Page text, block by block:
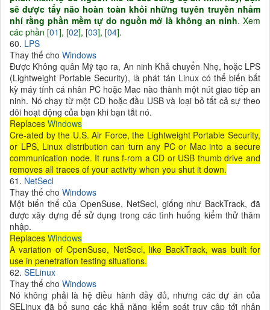
sẽ được tẩy não hoàn toàn khỏi những tuyên truyền nhảm
nhí rằng phần mềm tự do nguồn mở là không an ninh. Xem
các phần [01], [02], [03], [04].
60. LPS
Thay thế cho Windows
Được Không quân Mỹ tạo ra, An ninh Khả chuyển Nhẹ, hoặc LPS
(Lightweight Portable Security), là phát tán Linux có thể biến bất
kỳ máy tính cá nhân PC hoặc Mac nào thành một nút giao tiếp an
ninh. Nó chạy từ một CD hoặc đầu USB và loại bỏ tất cả sự theo
dõi hoạt động của bạn khi bạn tắt nó.
Replaces Windows
Cre-ated by the U.S. Air Force, the Lightweight Portable Security,
or LPS, Linux distribution can turn any PC or Mac into a secure
communication node. It runs f-rom a CD or USB thumb drive and
removes all traces of your activity when you shut it down.
61. NetSecl
Thay thế cho Windows
Một biến thể của OpenSuse, NetSecl, giống như BackTrack, đã
được xây dựng để sử dụng trong các tình huống kiểm thử thâm
nhập.
Replaces Windows
A variation of OpenSuse, NetSecl, like BackTrack, was built for
use in penetration testing situations.
62. SELinux
Thay thế cho Windows
Nó không phải là hệ điều hành đầy đủ, nhưng các dự án của
SELinux đã bổ sung các khả năng kiểm soát truy cập tới nhân